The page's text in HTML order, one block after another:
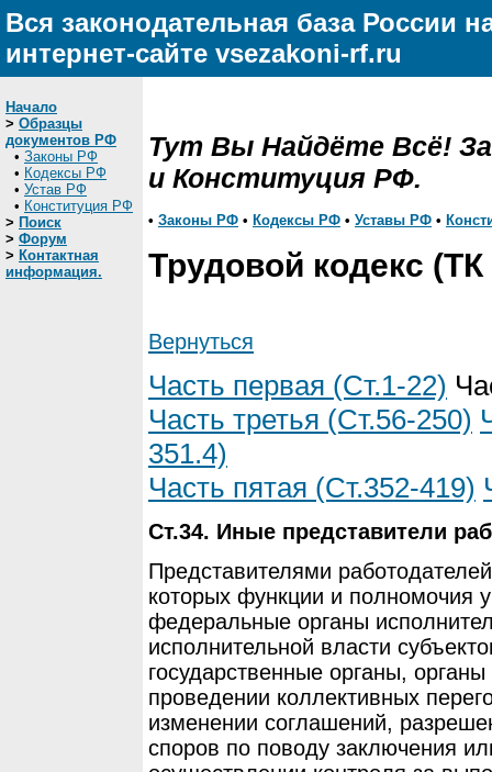
Вся законодательная база России
интернет-сайте vsezakoni-rf.ru
Начало
> Образцы
документов РФ
• Законы РФ
• Кодексы РФ
• Устав РФ
• Конституция РФ
> Поиск
> Форум
> Контактная
информация.
Тут Вы Найдёте Всё!
и Конституция РФ.
• Законы РФ • Кодексы РФ • Уставы РФ •
Трудовой кодекс
Вернуться
Часть первая (Ст.1-22)
Часть третья (Ст.56-250)
351.4)
Часть пятая (Ст.352-419)
Ст.34. Иные представители
Представителями
которых функции и полномочия
федеральные органы
исполнительной власти
государственные органы,
проведении коллективных
изменении соглашений,
споров по поводу заключения